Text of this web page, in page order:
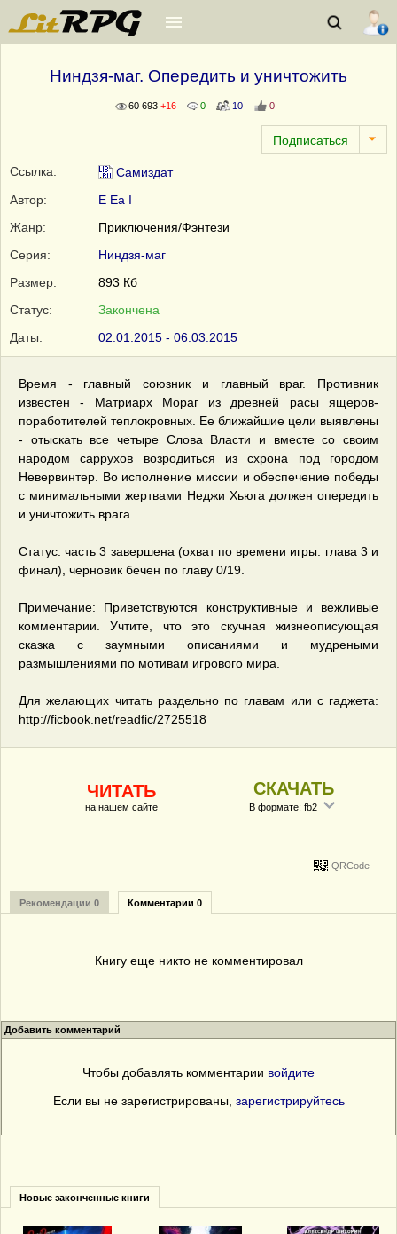
Ниндзя-маг. Опередить и уничтожить
60 693 +16 0 10 0
Ссылка:
Самиздат
Автор:
E Ea I
Жанр:
Приключения/Фэнтези
Серия:
Ниндзя-маг
Размер:
893 Кб
Статус:
Закончена
Даты:
02.01.2015 - 06.03.2015
Время - главный союзник и главный враг. Противник
известен - Матриарх Мораг из древней расы ящеров-
поработителей теплокровных. Ее ближайшие цели выявлены
- отыскать все четыре Слова Власти и вместе со своим
народом саррухов возродиться из схрона под городом
Невервинтер. Во исполнение миссии и обеспечение победы
с минимальными жертвами Неджи Хьюга должен опередить
и уничтожить врага.
Статус: часть 3 завершена (охват по времени игры: глава 3 и
финал), черновик бечен по главу 0/19.
Примечание: Приветствуются конструктивные и вежливые
комментарии. Учтите, что это скучная жизнеописующая
сказка с заумными описаниями и мудреными
размышлениями по мотивам игрового мира.
Для желающих читать раздельно по главам или с гаджета:
http://ficbook.net/readfic/2725518
ЧИТАТЬ
на нашем сайте
СКАЧАТЬ
В формате: fb2
QRCode
Рекомендации 0 Комментарии 0
Книгу еще никто не комментировал
Добавить комментарий
Чтобы добавлять комментарии войдите
Если вы не зарегистрированы, зарегистрируйтесь
Новые законченные книги